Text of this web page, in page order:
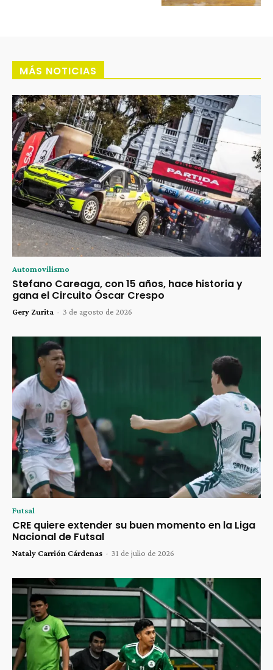
MÁS NOTICIAS
Automovilismo
Stefano Careaga, con 15 años, hace historia y
gana el Circuito Óscar Crespo
Gery Zurita - 3 de agosto de 2026
Futsal
CRE quiere extender su buen momento en la Liga
Nacional de Futsal
Nataly Carrión Cárdenas - 31 de julio de 2026